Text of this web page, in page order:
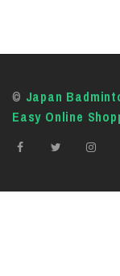
© Japan
Easy Online